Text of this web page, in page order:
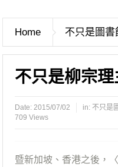
Home 不只是圖書
不只是柳宗
Date:2015/07/02 in: 不只是
709 Views
暨新加坡、香港之後，